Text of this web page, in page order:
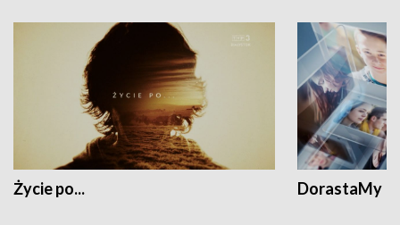
Życie po... DorastaMy